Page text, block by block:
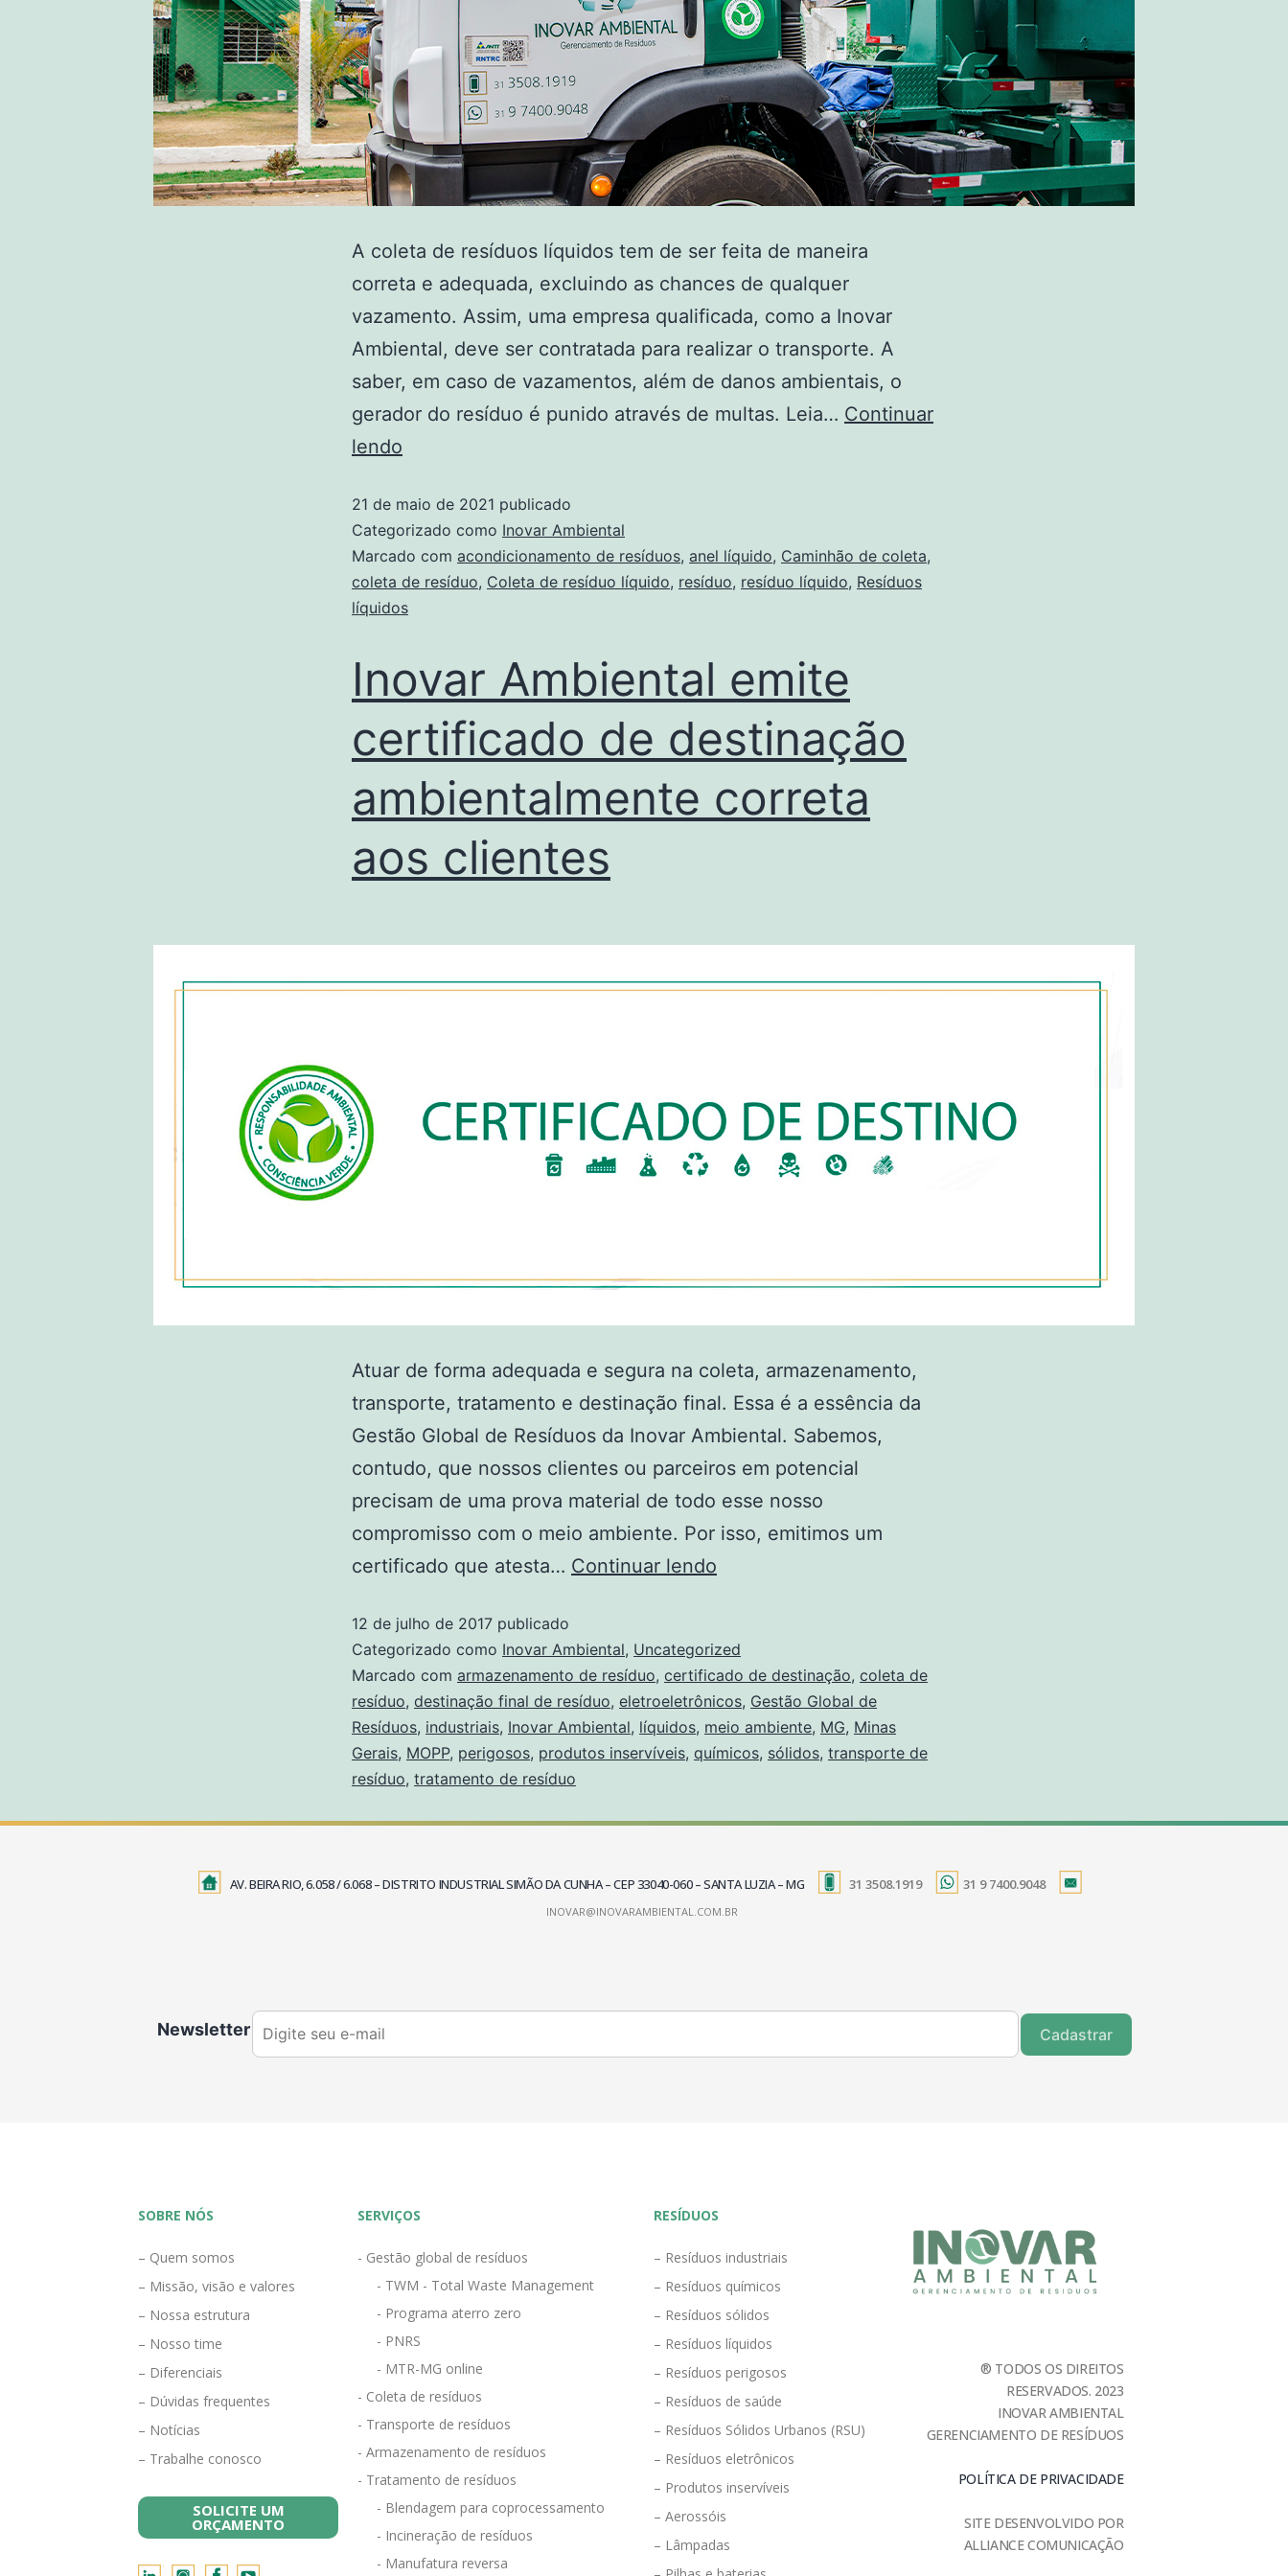
A coleta de resíduos líquidos tem de ser feita de maneira
correta e adequada, excluindo as chances de qualquer
vazamento. Assim, uma empresa qualificada, como a Inovar
Ambiental, deve ser contratada para realizar o transporte. A
saber, em caso de vazamentos, além de danos ambientais, o
gerador do resíduo é punido através de multas. Leia… Continuar
lendo
21 de maio de 2021 publicado
Categorizado como Inovar Ambiental
Marcado com acondicionamento de resíduos, anel líquido, Caminhão de coleta,
coleta de resíduo, Coleta de resíduo líquido, resíduo, resíduo líquido, Resíduos
líquidos
Inovar Ambiental emite
certificado de destinação
ambientalmente correta
aos clientes
Atuar de forma adequada e segura na coleta, armazenamento,
transporte, tratamento e destinação final. Essa é a essência da
Gestão Global de Resíduos da Inovar Ambiental. Sabemos,
contudo, que nossos clientes ou parceiros em potencial
precisam de uma prova material de todo esse nosso
compromisso com o meio ambiente. Por isso, emitimos um
certificado que atesta… Continuar lendo
12 de julho de 2017 publicado
Categorizado como Inovar Ambiental, Uncategorized
Marcado com armazenamento de resíduo, certificado de destinação, coleta de
resíduo, destinação final de resíduo, eletroeletrônicos, Gestão Global de
Resíduos, industriais, Inovar Ambiental, líquidos, meio ambiente, MG, Minas
Gerais, MOPP, perigosos, produtos inservíveis, químicos, sólidos, transporte de
resíduo, tratamento de resíduo
AV. BEIRA RIO, 6.058 / 6.068 – DISTRITO INDUSTRIAL SIMÃO DA CUNHA – CEP 33040-060 – SANTA LUZIA – MG 31 3508.1919 31 9 7400.9048
INOVAR@INOVARAMBIENTAL.COM.BR
Newsletter Cadastrar
SOBRE NÓS
– Quem somos
– Missão, visão e valores
– Nossa estrutura
– Nosso time
– Diferenciais
– Dúvidas frequentes
– Notícias
– Trabalhe conosco
SOLICITE UM
ORÇAMENTO
SERVIÇOS
- Gestão global de resíduos
- TWM - Total Waste Management
- Programa aterro zero
- PNRS
- MTR-MG online
- Coleta de resíduos
- Transporte de resíduos
- Armazenamento de resíduos
- Tratamento de resíduos
- Blendagem para coprocessamento
- Incineração de resíduos
- Manufatura reversa
RESÍDUOS
– Resíduos industriais
– Resíduos químicos
– Resíduos sólidos
– Resíduos líquidos
– Resíduos perigosos
– Resíduos de saúde
– Resíduos Sólidos Urbanos (RSU)
– Resíduos eletrônicos
– Produtos inservíveis
– Aerossóis
– Lâmpadas
® TODOS OS DIREITOS
RESERVADOS. 2023
INOVAR AMBIENTAL
GERENCIAMENTO DE RESÍDUOS
POLÍTICA DE PRIVACIDADE
SITE DESENVOLVIDO POR
ALLIANCE COMUNICAÇÃO